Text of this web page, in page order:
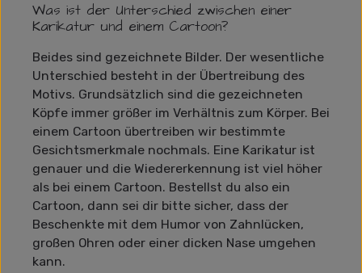
Was ist der Unterschied zwischen einer
Karikatur und einem Cartoon?
Beides sind gezeichnete Bilder. Der wesentliche
Unterschied besteht in der Übertreibung des
Motivs. Grundsätzlich sind die gezeichneten
Köpfe immer größer im Verhältnis zum Körper. Bei
einem Cartoon übertreiben wir bestimmte
Gesichtsmerkmale nochmals. Eine Karikatur ist
genauer und die Wiedererkennung ist viel höher
als bei einem Cartoon. Bestellst du also ein
Cartoon, dann sei dir bitte sicher, dass der
Beschenkte mit dem Humor von Zahnlücken,
großen Ohren oder einer dicken Nase umgehen
kann.